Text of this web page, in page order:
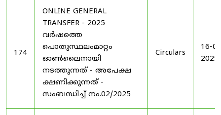
174
ONLINE GENERAL
TRANSFER - 2025
വർഷത്തെ
പൊതുസ്ഥലംമാറ്റം
ഓൺലൈനായി
നടത്തുന്നത് - അപേക്ഷ
ക്ഷണിക്കുന്നത് -
സംബന്ധിച്ച് നം.02/2025
Circulars
16-
2025